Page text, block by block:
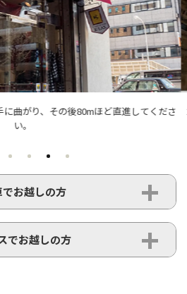
に見える「プレリー銀座ビル」8階です。
でお越しの方
でお越しの方